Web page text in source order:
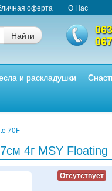
оферта О Нас
Найти
и раскладушки
70F
4г MSY Floating
Отсутствует